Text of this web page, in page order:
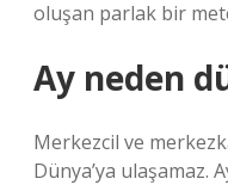
oluşan parlak bir
Ay neden
Merkezcil ve
Dünya’ya ulaşamaz.